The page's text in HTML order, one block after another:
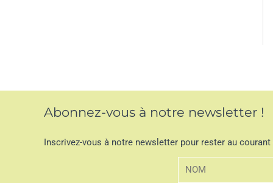
Abonnez-vous à notre newsletter !
Inscrivez-vous à notre newsletter pour rester au